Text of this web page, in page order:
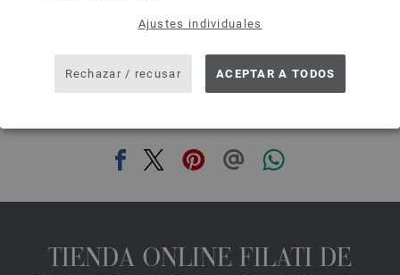
Ajustes individuales
Rechazar / recusar ACEPTAR A TODOS
TIENDA ONLINE FILATI DE